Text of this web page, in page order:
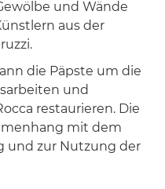
und Wände
aus der
die Päpste um die
und
restaurieren. Die
mit dem
und zur Nutzung der